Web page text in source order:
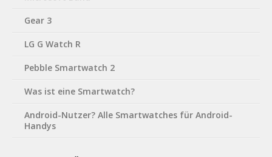
Gear 3
LG G Watch R
Pebble Smartwatch 2
Was ist eine Smartwatch?
Android-Nutzer? Alle Smartwatches für Android-
Handys